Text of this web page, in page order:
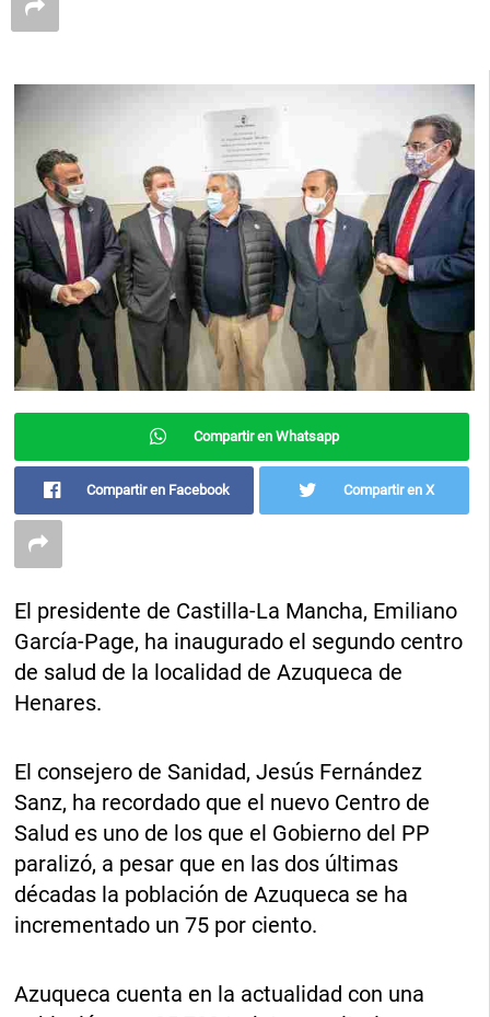
Compartir en Whatsapp
Compartir en Facebook Compartir en X
El presidente de Castilla-La Mancha, Emiliano
García-Page, ha inaugurado el segundo centro
de salud de la localidad de Azuqueca de
Henares.
El consejero de Sanidad, Jesús Fernández
Sanz, ha recordado que el nuevo Centro de
Salud es uno de los que el Gobierno del PP
paralizó, a pesar que en las dos últimas
décadas la población de Azuqueca se ha
incrementado un 75 por ciento.
Azuqueca cuenta en la actualidad con una